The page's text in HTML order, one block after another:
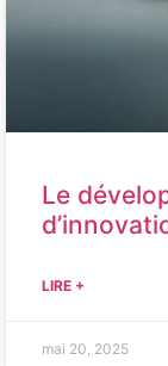
Le
LIRE +
mai 20, 2025